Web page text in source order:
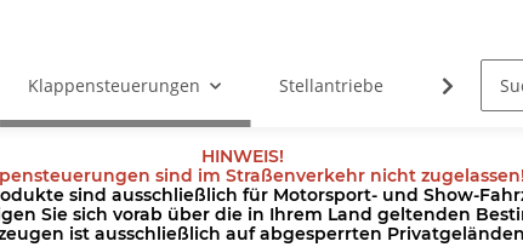
Klappensteuerungen Stellantriebe Kabel
HINWEIS!
sind im Straßenverkehr nicht zugelassen!
sind ausschließlich für Motorsport- und Show-
Sie sich vorab über die in Ihrem Land geltenden
ist ausschließlich auf abgesperrten